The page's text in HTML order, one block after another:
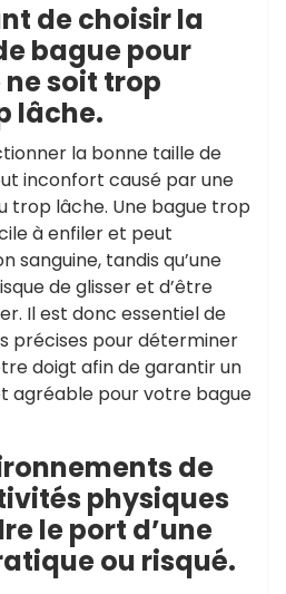
de choisir la
bague pour
soit trop
lâche.
la bonne taille de
inconfort causé par une
trop lâche. Une bague trop
à enfiler et peut
sanguine, tandis qu’une
de glisser et d’être
Il est donc essentiel de
précises pour déterminer
doigt afin de garantir un
agréable pour votre bague
de
physiques
le port d’une
ou risqué.